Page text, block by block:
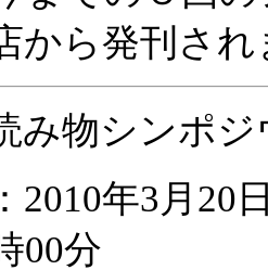
から発刊さ
み物シンポ
年3月20
00分